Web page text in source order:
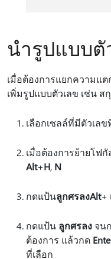
นำรูปแบบตั
เมื่อต้องการแยกความแ
เพิ่มรูปแบบตัวเลข เช่น ส
เลือกเซลล์ที่มีตัวเล
เมื่อต้องการย้ายโฟ
Alt+H, N
กดแป้นลูกศรลงAlt+
กดแป้น ลูกศรลง จน
ต้องการ แล้วกด
ที่เลือก